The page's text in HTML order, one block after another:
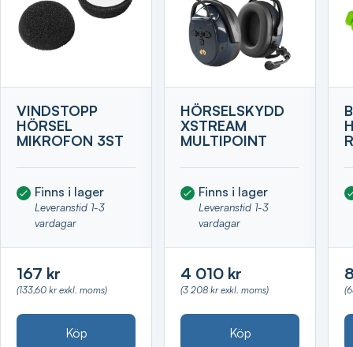
VINDSTOPP
HÖRSEL
MIKROFON 3ST
Finns i lager
Leveranstid 1-3
vardagar
167 kr
(133,60 kr exkl. moms)
Köp
HÖRSELSKYDD
XSTREAM
MULTIPOINT
Finns i lager
Leveranstid 1-3
vardagar
4 010 kr
(3 208 kr exkl. moms)
Köp